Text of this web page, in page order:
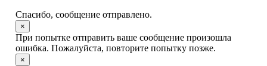
Спасибо, сообщение отправлено.
×
При попытке отправить ваше сообщение произошла
ошибка. Пожалуйста, повторите попытку позже.
×